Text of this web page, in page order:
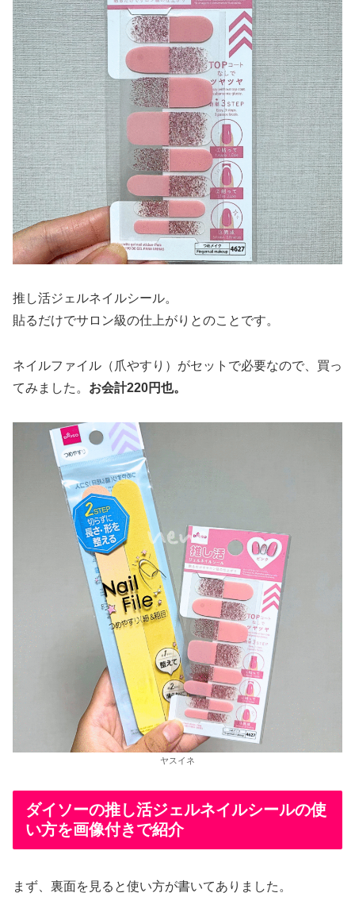
推し活ジェルネイルシール。
貼るだけでサロン級の仕上がりとのことです。
ネイルファイル（爪やすり）がセットで必要なので、買っ
てみました。 お会計220円也。
ヤスイネ
ダイソーの推し活ジェルネイルシールの使
い方を画像付きで紹介
まず、裏面を見ると使い方が書いてありました。